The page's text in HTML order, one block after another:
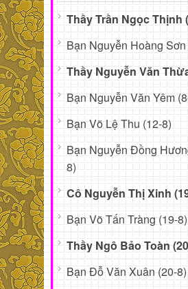
Thầy Trần Ngọc Thịnh
Bạn Nguyễn Hoàng Sơn
Thầy Nguyễn Văn
Bạn Nguyễn Văn Yêm
Bạn Võ Lệ Thu (12-8)
Bạn Nguyễn Đồng
8)
Cô Nguyễn Thị Xinh
Bạn Võ Tấn Tràng (19-8)
Thầy Ngô Bảo Toàn
Bạn Đỗ Văn Xuân (20-8)